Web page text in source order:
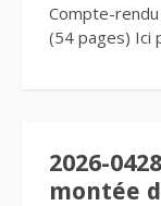
Compte-
(54 pages) Ici
2026-
montée